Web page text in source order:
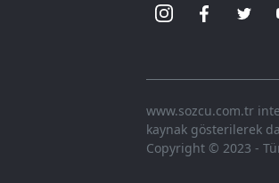
www.sozcu.com.tr
kaynak gösterilerek
Copyright © 2023 -